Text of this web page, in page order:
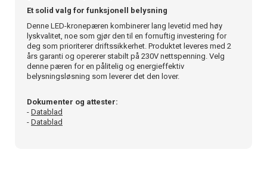
Et solid valg for funksjonell belysning
Denne LED-kronepæren kombinerer lang levetid med høy
lyskvalitet, noe som gjør den til en fornuftig investering for
deg som prioriterer driftssikkerhet. Produktet leveres med 2
års garanti og opererer stabilt på 230V nettspenning. Velg
denne pæren for en pålitelig og energieffektiv
belysningsløsning som leverer det den lover.
Dokumenter og attester:
- Datablad
- Datablad